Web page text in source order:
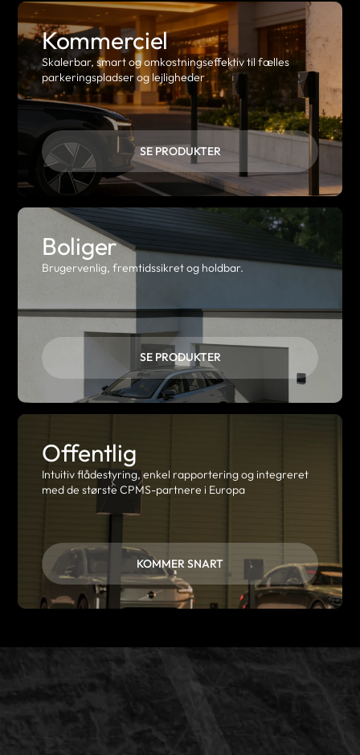
Kommerciel
Skalerbar, smart og omkostningseffektiv til fælles
parkeringspladser og lejligheder
SE PRODUKTER
Boliger
Brugervenlig, fremtidssikret og holdbar.
SE PRODUKTER
Offentlig
Intuitiv flådestyring, enkel rapportering og integreret
med de største CPMS-partnere i Europa
KOMMER SNART